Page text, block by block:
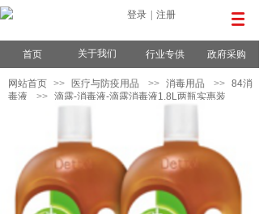
登录 注册
首页 关于我们 行业专供 政府采购
网站首页 >> 医疗与防疫用品 >> 消毒用品 >> 84消
毒液
>> 滴露-消毒液-滴露消毒液1.8L两瓶实惠装